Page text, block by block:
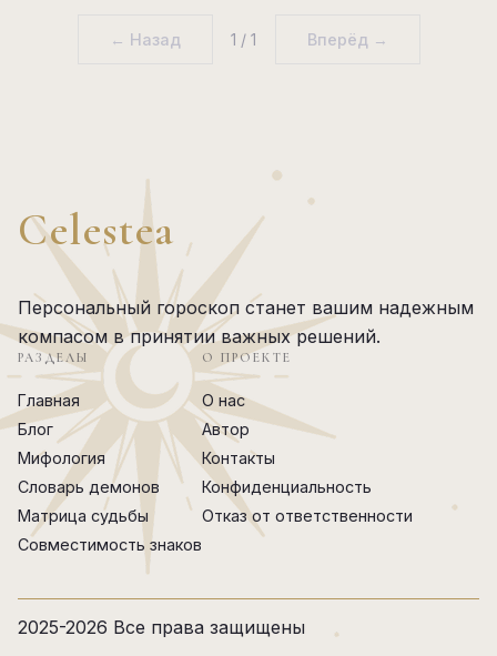
← Назад 1 / 1 Вперёд →
Celestea
Персональный гороскоп станет вашим надежным
компасом в принятии важных решений.
РАЗДЕЛЫ
Главная
Блог
Мифология
Словарь демонов
Матрица судьбы
Совместимость знаков
О ПРОЕКТЕ
О нас
Автор
Контакты
Конфиденциальность
Отказ от ответственности
2025-2026 Все права защищены